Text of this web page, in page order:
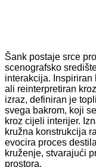
Šank postaje srce
scenografsko
interakcija.
ali reinterpretiran
izraz, definiran je
svega bakrom, koji
kroz cijeli interijer.
kružna konstrukcija
evocira proces
kruženje, stvarajući
prostora.